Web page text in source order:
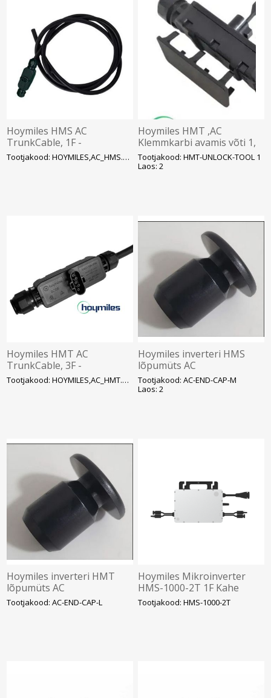
Hoymiles HMS AC
TrunkCable, 1F -
ühenduskaabel 2m, SOLARTootjakood: HOYMILES,AC_HMS.CABL
Hoymiles HMT ,AC
Klemmkarbi avamis võti 1,
SOLAR
Tootjakood: HMT-UNLOCK-TOOL 1
Laos: 2
Hoymiles HMT AC
TrunkCable, 3F -
ühenduskaabel 3m, SOLARTootjakood: HOYMILES,AC_HMT.CABL
Hoymiles inverteri HMS
lõpumüts AC
ühenduspesale, SOLAR
Tootjakood: AC-END-CAP-M
Laos: 2
Hoymiles inverteri HMT
lõpumüts AC
ühenduspesale, SOLAR
Tootjakood: AC-END-CAP-L
Hoymiles Mikroinverter
HMS-1000-2T 1F Kahe
sisendiga. NANO SOLAR
Tootjakood: HMS-1000-2T